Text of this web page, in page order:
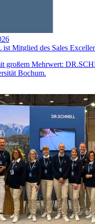
Mitglied des Sales
großem Mehrwert:
Bochum.